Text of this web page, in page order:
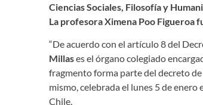
Ciencias Sociales, Filosofía y
La profesora Ximena Poo Figueroa
“De acuerdo con el artículo 8 del
Millases el órgano colegiado
fragmento forma parte del decreto
mismo, celebrada el lunes 5 de
Chile.